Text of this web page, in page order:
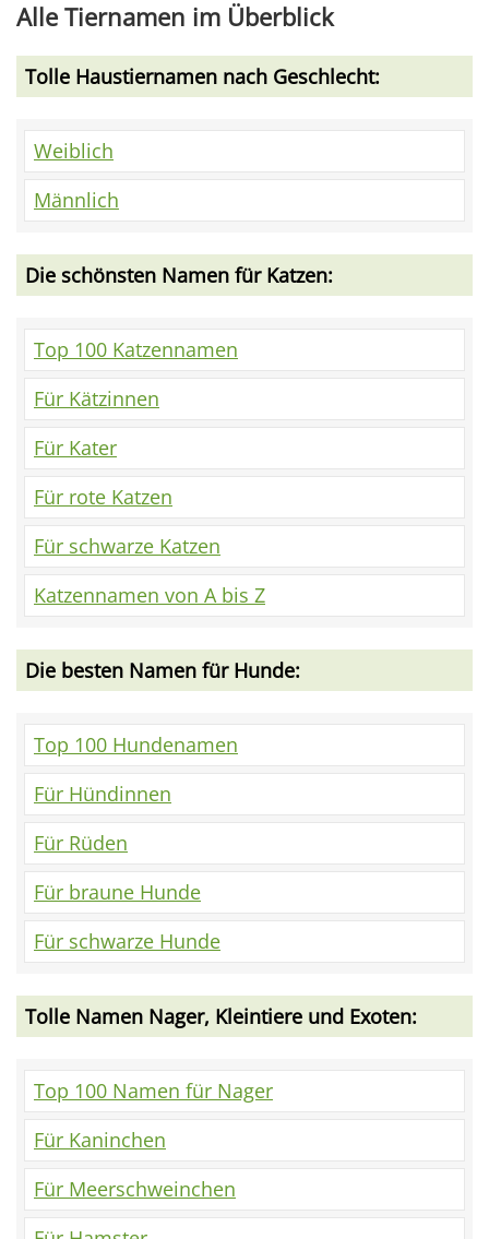
Alle Tiernamen im Überblick
Tolle Haustiernamen nach Geschlecht:
Weiblich
Männlich
Die schönsten Namen für Katzen:
Top 100 Katzennamen
Für Kätzinnen
Für Kater
Für rote Katzen
Für schwarze Katzen
Katzennamen von A bis Z
Die besten Namen für Hunde:
Top 100 Hundenamen
Für Hündinnen
Für Rüden
Für braune Hunde
Für schwarze Hunde
Tolle Namen Nager, Kleintiere und Exoten:
Top 100 Namen für Nager
Für Kaninchen
Für Meerschweinchen